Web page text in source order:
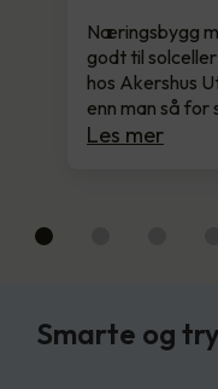
Næringsbygg
godt til
hos Akershus
enn man så for
Les mer
Smarte og